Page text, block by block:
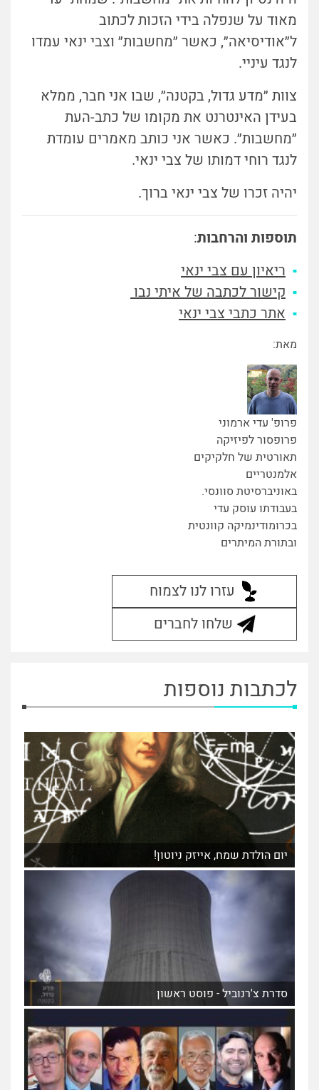
מאוד על שנפלה בידי הזכות לכתוב
ל״אודיסיאה״, כאשר ״מחשבות״ וצבי ינאי עמדו
לנגד עיניי.
צוות ״מדע גדול, בקטנה״, שבו אני חבר, ממלא
בעידן האינטרנט את מקומו של כתב-העת
״מחשבות״. כאשר אני כותב מאמרים עומדת
לנגד רוחי דמותו של צבי ינאי.
יהיה זכרו של צבי ינאי ברוך.
תוספות והרחבות:
ריאיון עם צבי ינאי
קישור לכתבה של איתי נבו
אתר כתבי צבי ינאי
מאת:
פרופ' עדי ארמוני
פרופסור לפיזיקה
תאורטית של חלקיקים
אלמנטריים
באוניברסיטת סוונסי.
בעבודתו עוסק עדי
בכרומודינמיקה קוונטית
ובתורת המיתרים
עזרו לנו לצמוח
שלחו לחברים
לכתבות נוספות
יום הולדת שמח, אייזק ניוטון!
סדרת צ'רנוביל - פוסט ראשון